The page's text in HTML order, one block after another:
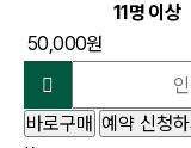
11명 이상
50,000원
바로구매 예약 신청